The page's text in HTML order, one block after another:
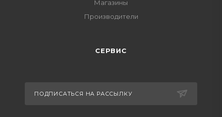
Магазины
Производители
СЕРВИС
ПОДПИСАТЬСЯ НА РАССЫЛКУ